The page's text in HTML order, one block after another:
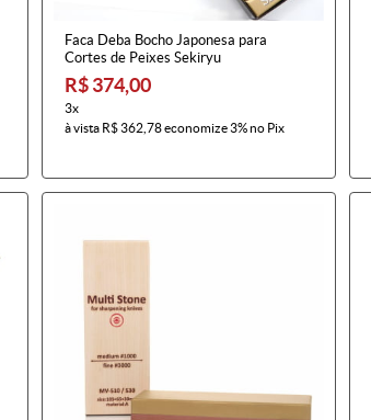
Faca Deba Bocho Japonesa para
Cortes de Peixes Sekiryu
R$ 374,00
3x
à vista R$ 362,78economize3%no Pix